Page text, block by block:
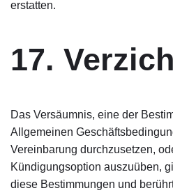
erstatten.
17.
Das Versäumnis, eine der
Allgemeinen
Vereinbarung durchzusetzen,
Kündigungsoption auszuüben,
diese Bestimmungen und